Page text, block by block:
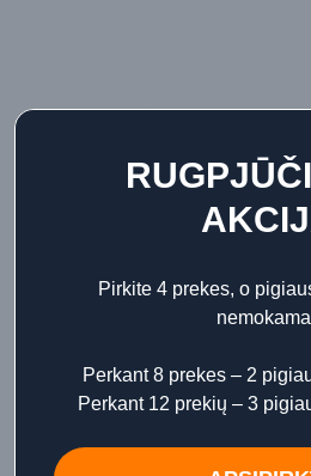
KSP Black Virgin EDP nišiniai
kvepalai 50 ml
Pirkite 4 prekes, o
Perkant 8 prekes – 2
Perkant 12 prekių – 3